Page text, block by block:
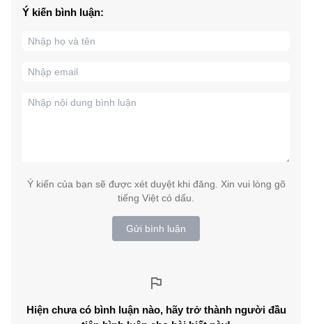
Ý kiến bình luận:
Ý kiến của bạn sẽ được xét duyệt khi đăng. Xin vui lòng gõ
tiếng Việt có dấu.
Gửi bình luận
Hiện chưa có bình luận nào, hãy trở thành người đầu